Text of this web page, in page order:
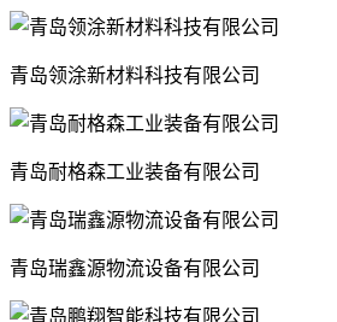
青岛领涂新材料科技有限公司
青岛耐格森工业装备有限公司
青岛瑞鑫源物流设备有限公司